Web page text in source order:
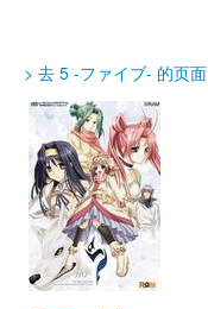
> 去 5 -ファイブ- 的页面